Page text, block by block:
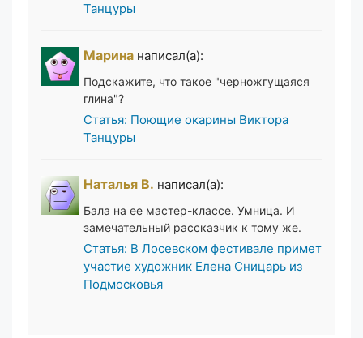
Танцуры
Марина написал(а):
Подскажите, что такое "черножгущаяся
глина"?
Статья: Поющие окарины Виктора
Танцуры
Наталья В. написал(а):
Бала на ее мастер-классе. Умница. И
замечательный рассказчик к тому же.
Статья: В Лосевском фестивале примет
участие художник Елена Сницарь из
Подмосковья